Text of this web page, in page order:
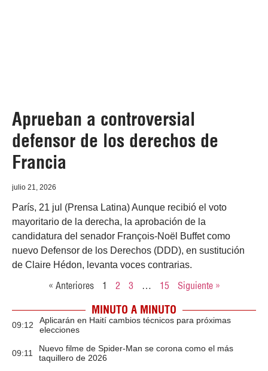
Aprueban a controversial
defensor de los derechos de
Francia
julio 21, 2026
París, 21 jul (Prensa Latina) Aunque recibió el voto
mayoritario de la derecha, la aprobación de la
candidatura del senador François-Noël Buffet como
nuevo Defensor de los Derechos (DDD), en sustitución
de Claire Hédon, levanta voces contrarias.
« Anteriores 1 2 3 … 15 Siguiente »
MINUTO A MINUTO
09:12
Aplicarán en Haití cambios técnicos para próximas
elecciones
09:11
Nuevo filme de Spider-Man se corona como el más
taquillero de 2026